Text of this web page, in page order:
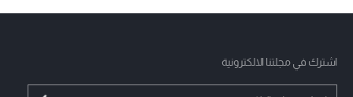
اشترك في مجلتنا الالكترونية